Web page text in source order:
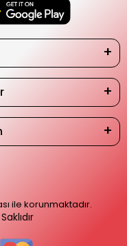
ile korunmaktadır.